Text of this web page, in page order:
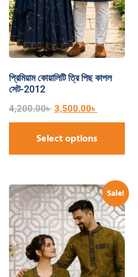
প্রিমিয়াম কোয়ালিটি ত্রি পিছ কাপল
সেট-2012
4,200.00৳ 3,500.00৳
Select options
Sale!